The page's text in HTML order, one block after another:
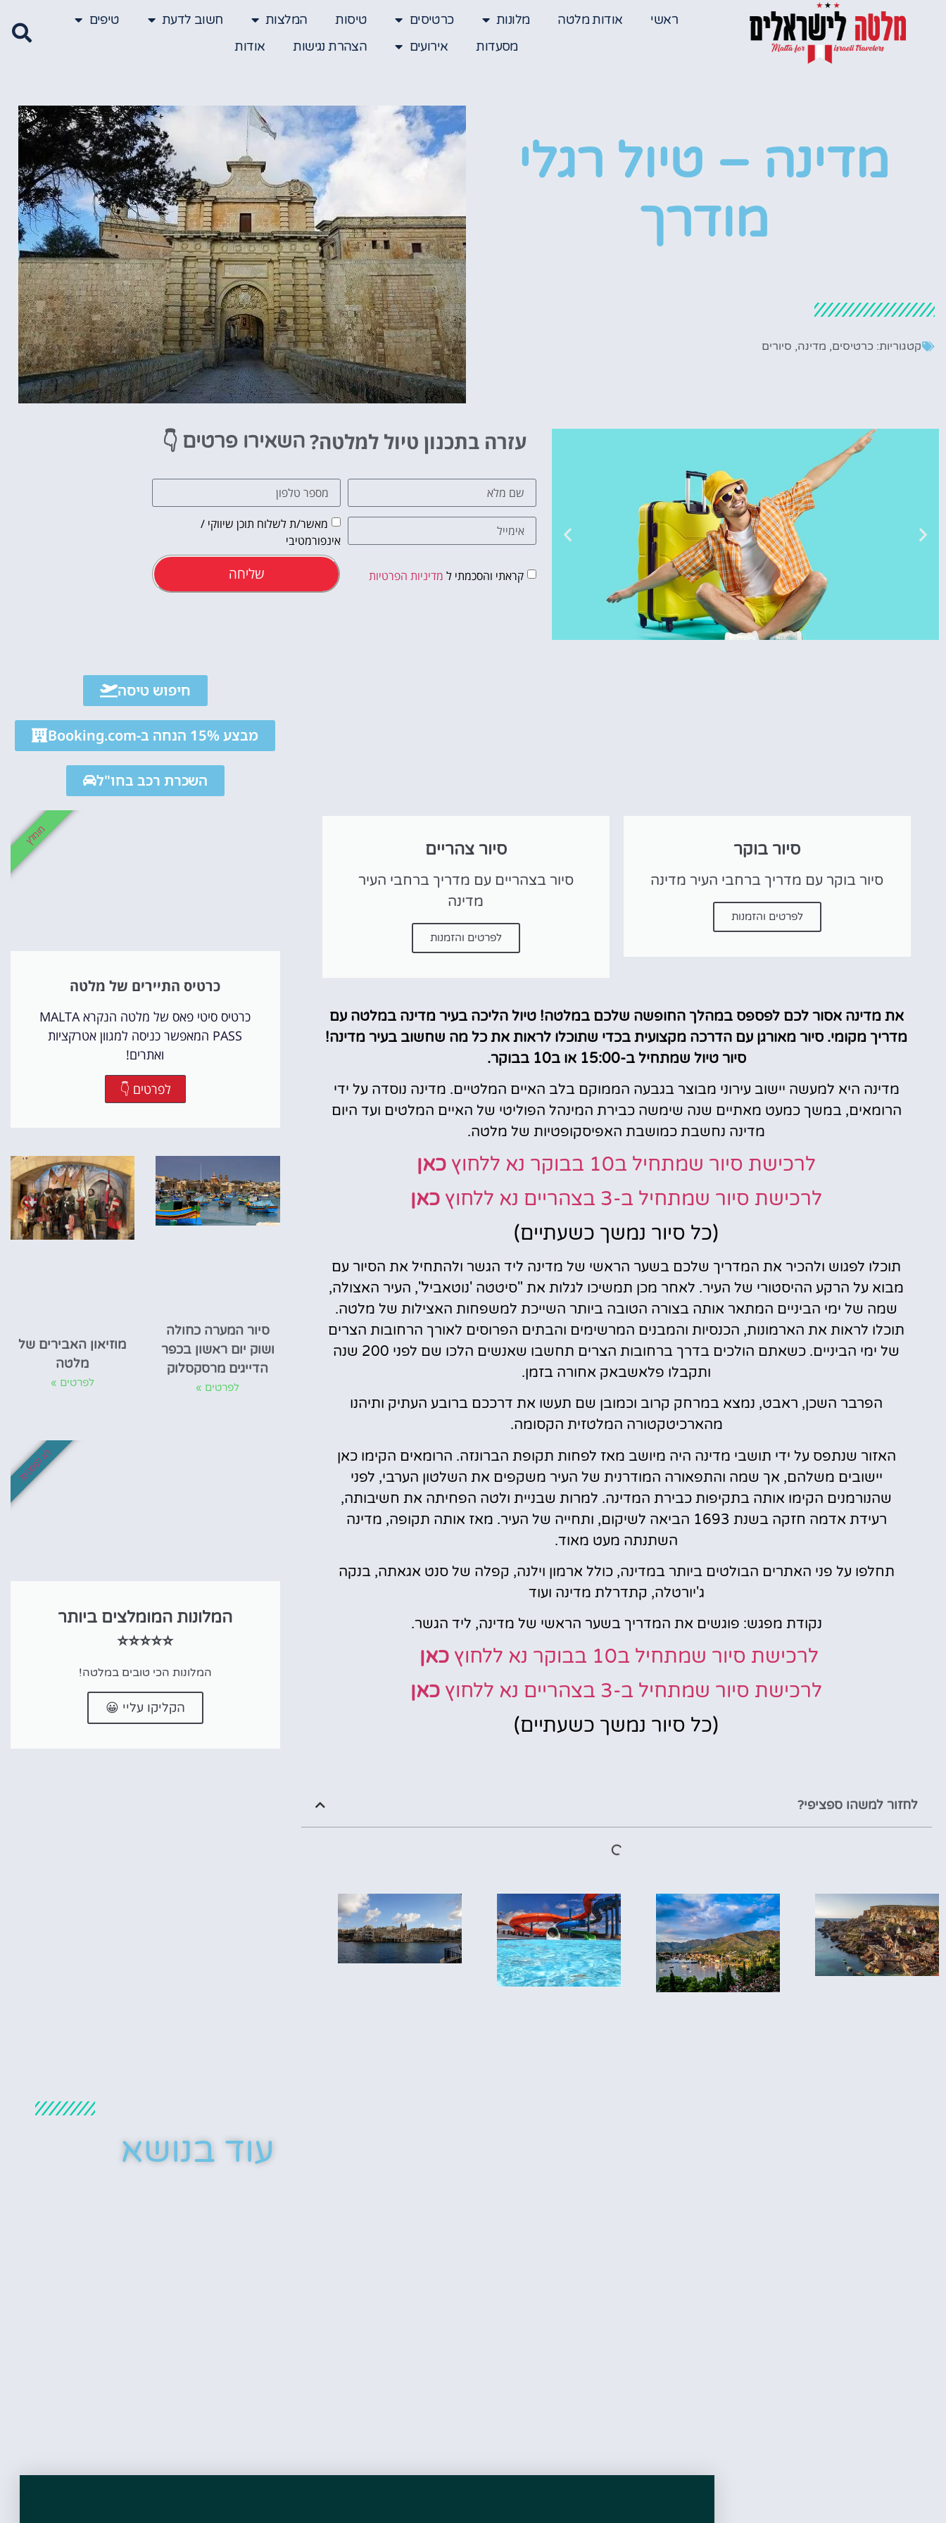
ראשי אודות מלטה מלונות כרטיסים טיסות המלצות חשוב לדעת
טיפים
מסעדות
אירועים הצהרת נגישות אודות
מדינה – טיול רגלי
מודרך
קטגוריות: כרטיסים, מדינה, סיורים
הפעילויות השוות
עזרה בתכנון טיול למלטה? השאירו פרטים 👇
מאשר/ת לשלוח תוכן שיווקי /
אינפורמטיבי
קראתי והסכמתי ל מדיניות הפרטיות שליחה
סיור בוקר
סיור בוקר עם מדריך ברחבי העיר מדינה
לפרטים והזמנות
סיור צהריים
סיור בצהריים עם מדריך ברחבי העיר
מדינה
לפרטים והזמנות
את מדינה אסור לכם לפספס במהלך החופשה שלכם במלטה! טיול הליכה בעיר מדינה במלטה עם
מדריך מקומי. סיור מאורגן עם הדרכה מקצועית בכדי שתוכלו לראות את כל מה שחשוב בעיר מדינה!
סיור טיול שמתחיל ב-15:00 או ב10 בבוקר.
מדינה היא למעשה יישוב עירוני מבוצר בגבעה הממוקם בלב האיים המלטיים. מדינה נוסדה על ידי
הרומאים, במשך כמעט מאתיים שנה שימשה כבירת המינהל הפוליטי של האיים המלטים ועד היום
מדינה נחשבת כמושבת האפיסקופטיות של מלטה.
לרכישת סיור שמתחיל ב10 בבוקר נא ללחוץ
כאן
לרכישת סיור שמתחיל ב-3 בצהריים נא ללחוץ
כאן
(כל סיור נמשך כשעתיים)
תוכלו לפגוש ולהכיר את המדריך שלכם בשער הראשי של מדינה ליד הגשר ולהתחיל את הסיור עם
מבוא על הרקע ההיסטורי של העיר. לאחר מכן תמשיכו לגלות את "סיטטה 'נוטאביל", העיר האצולה,
שמה של ימי הביניים המתאר אותה בצורה הטובה ביותר השייכת למשפחות האצילות של מלטה.
תוכלו לראות את הארמונות, הכנסיות והמבנים המרשימים והבתים הפרוסים לאורך הרחובות הצרים
של ימי הביניים. כשאתם הולכים בדרך ברחובות הצרים תחשבו שאנשים הלכו שם לפני 200 שנה
ותקבלו פלאשבאק אחורה בזמן.
הפרבר השכן, ראבט, נמצא במרחק קרוב וכמובן שם תעשו את דרככם ברובע העתיק ותיהנו
מהארכיטקטורה המלטזית הקסומה.
האזור שנתפס על ידי תושבי מדינה היה מיושב מאז לפחות תקופת הברונזה. הרומאים הקימו כאן
יישובים משלהם, אך שמה והתפאורה המודרנית של העיר משקפים את השלטון הערבי, לפני
שהנורמנים הקימו אותה בתקיפות כבירת המדינה. למרות שבניית ולטה הפחיתה את חשיבותה,
רעידת אדמה חזקה בשנת 1693 הביאה לשיקום, ותחייה של העיר. מאז אותה תקופה, מדינה
השתנתה מעט מאוד.
תחלפו על פני האתרים הבולטים ביותר במדינה, כולל ארמון וילנה, קפלה של סנט אגאתה, בנקה
ג'יורטלה, קתדרלת מדינה ועוד
נקודת מפגש: פוגשים את המדריך בשער הראשי של מדינה, ליד הגשר.
לרכישת סיור שמתחיל ב10 בבוקר נא ללחוץ
כאן
לרכישת סיור שמתחיל ב-3 בצהריים נא ללחוץ
כאן
(כל סיור נמשך כשעתיים)
לחזור למשהו ספציפי?
חיפוש טיסה
מבצע 15% הנחה ב-Booking.com
השכרת רכב בחו"ל
כרטיס התיירים של מלטה
כרטיס סיטי פאס של מלטה הנקרא MALTA
PASS המאפשר כניסה למגוון אטרקציות
ואתרים!
לפרטים 👇
מומלץ
סיור המערה כחולה
ושוק יום ראשון בכפר
הדייגים מרסקסלוק
לפרטים »
מוזיאון האבירים של
מלטה
לפרטים »
המלונות המומלצים ביותר
⭐⭐⭐⭐⭐
המלונות הכי טובים במלטה!
הקליקו עליי 😀
לא לפספס!
עוד בנושא